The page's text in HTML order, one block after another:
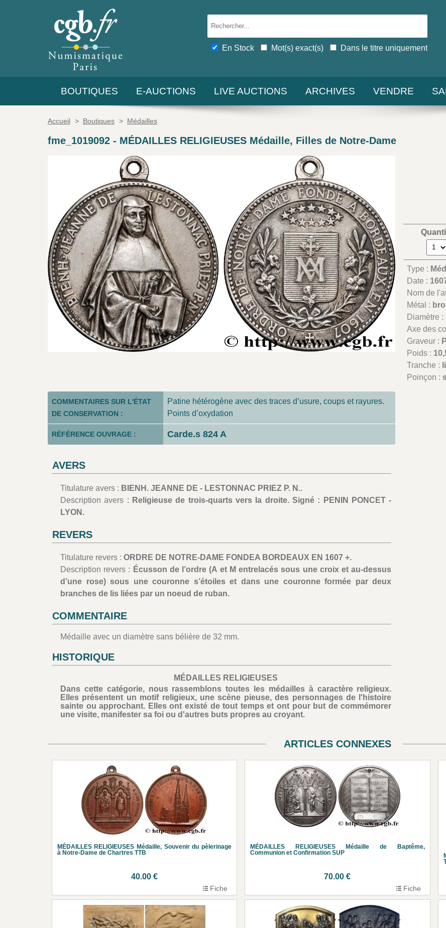
En Stock Mot(s) exact(s) Dans le titre uniquement
BOUTIQUES E-AUCTIONS LIVE AUCTIONS ARCHIVES VENDRE
Accueil > Boutiques > Médailles
fme_1019092 - MÉDAILLES RELIGIEUSES Médaille, Filles de Notre-Dame
Type :
Date :
Nom de
Métal :
Diamètre :
Axe des
Graveur :
Poids :
Tranche :
Poinçon :
COMMENTAIRES SUR L'ÉTAT
DE CONSERVATION :
Patine hétérogène avec des traces d’usure, coups et rayures.
Points d’oxydation
RÉFÉRENCE OUVRAGE : Carde.s 824 A
AVERS
Titulature avers : BIENH. JEANNE DE - LESTONNAC PRIEZ P. N..
Description avers : Religieuse de trois-quarts vers la droite. Signé : PENIN PONCET -
LYON.
REVERS
Titulature revers : ORDRE DE NOTRE-DAME FONDEA BORDEAUX EN 1607 +.
Description revers : Écusson de l’ordre (A et M entrelacés sous une croix et au-dessus
d’une rose) sous une couronne s’étoiles et dans une couronne formée par deux
branches de lis liées par un noeud de ruban.
COMMENTAIRE
Médaille avec un diamètre sans bélière de 32 mm.
HISTORIQUE
MÉDAILLES RELIGIEUSES
Dans cette catégorie, nous rassemblons toutes les médailles à caractère religieux.
Elles présentent un motif religieux, une scène pieuse, des personnages de l'histoire
sainte ou approchant. Elles ont existé de tout temps et ont pour but de commémorer
une visite, manifester sa foi ou d'autres buts propres au croyant.
ARTICLES CONNEXES
MÉDAILLES RELIGIEUSES Médaille, Souvenir du pèlerinage
à Notre-Dame de Chartres TTB
40.00 €
Fiche
MÉDAILLES RELIGIEUSES Médaille de Baptême,
Communion et Confirmation SUP
70.00 €
Fiche